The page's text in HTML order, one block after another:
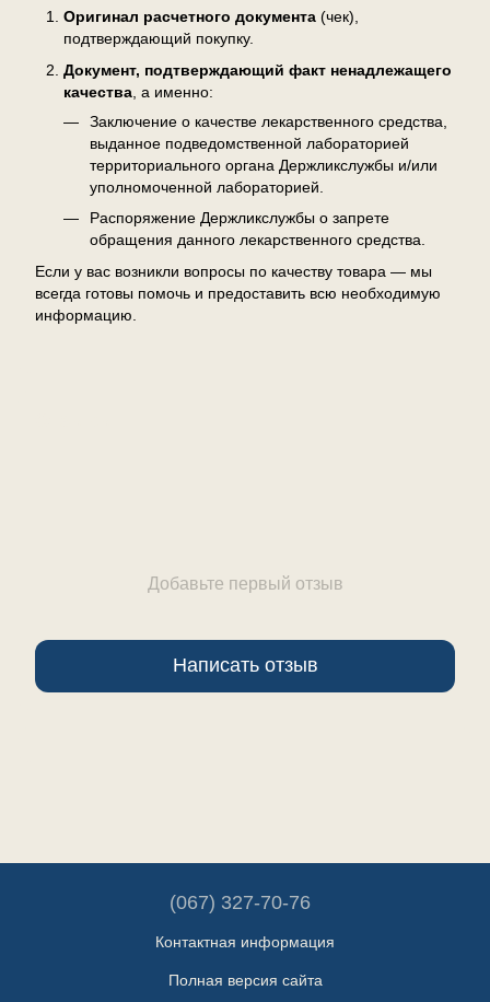
Оригинал расчетного документа (чек),
подтверждающий покупку.
Документ, подтверждающий факт ненадлежащего
качества , а именно:
Заключение о качестве лекарственного средства,
выданное подведомственной лабораторией
территориального органа Держликслужбы и/или
уполномоченной лабораторией.
Распоряжение Держликслужбы о запрете
обращения данного лекарственного средства.
Если у вас возникли вопросы по качеству товара — мы
всегда готовы помочь и предоставить всю необходимую
информацию.
Добавьте первый отзыв
Написать отзыв
(067) 327-70-76
Контактная информация
Полная версия сайта